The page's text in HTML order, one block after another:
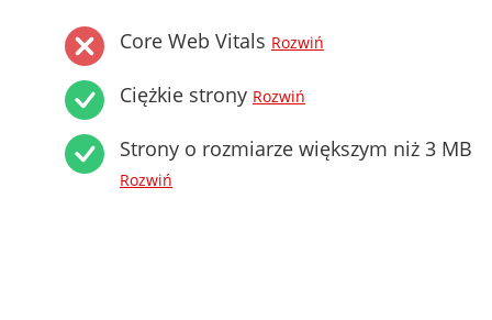
Core Web Vitals Rozwiń
Ciężkie strony Rozwiń
Strony o rozmiarze większym niż 3 MB
Rozwiń